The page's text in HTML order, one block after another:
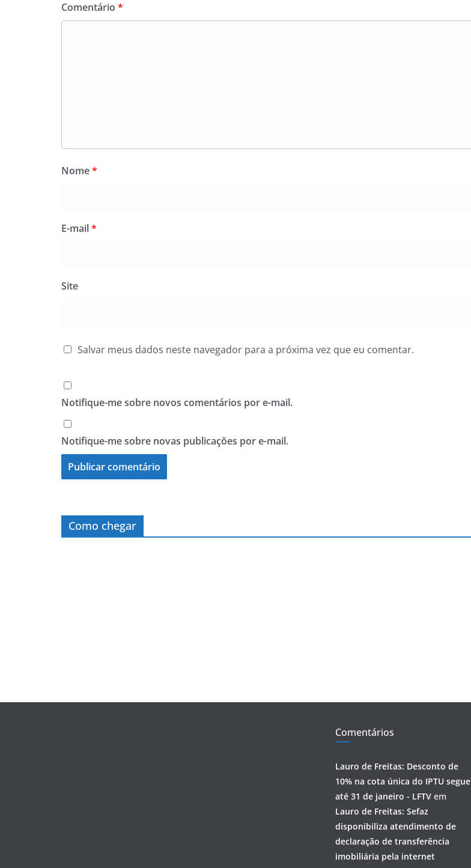
Comentário *
Nome*
E-mail*
Site
Salvar meus dados neste navegador para a próxima vez que eu comentar.
Notifique-me sobre novos comentários por e-mail.
Notifique-me sobre novas publicações por e-mail.
Como chegar
Comentários
Lauro de Freitas: Desconto de
10% na cota única do IPTU segue
até 31 de janeiro - LFTV em
Lauro de Freitas: Sefaz
disponibiliza atendimento de
declaração de transferência
imobiliária pela internet